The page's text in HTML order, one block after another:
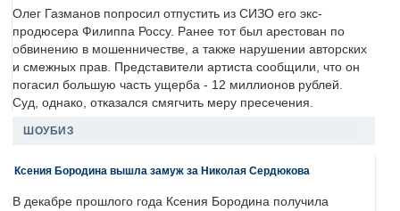
Олег Газманов попросил отпустить из СИЗО его экс-
продюсера Филиппа Россу. Ранее тот был арестован по
обвинению в мошенничестве, а также нарушении авторских
и смежных прав. Представители артиста сообщили, что он
погасил большую часть ущерба - 12 миллионов рублей.
Суд, однако, отказался смягчить меру пресечения.
ШОУБИЗ
Ксения Бородина вышла замуж за Николая Сердюкова
В декабре прошлого года Ксения Бородина получила